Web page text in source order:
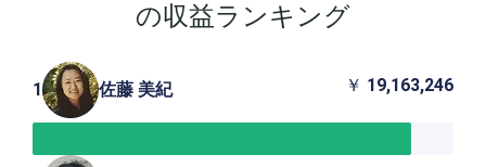
の収益ランキング
1 佐藤 美紀 ￥ 19,163,246